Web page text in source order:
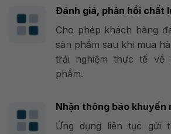
Đánh giá, phản hồi chất
Cho phép khách hàng
sản phẩm sau khi mua
trải nghiệm thực tế về
phẩm.
Nhận thông báo khuyến
Ứng dụng liên tục gửi